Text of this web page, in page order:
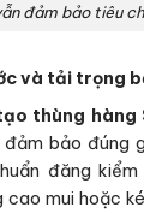
đảm bảo tiêu
và tải trọng
thùng hàng
bảo đúng
đăng kiểm
cao mui hoặc